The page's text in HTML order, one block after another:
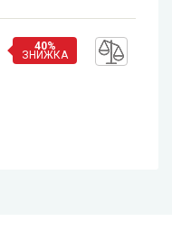
40%
ЗНИЖКА